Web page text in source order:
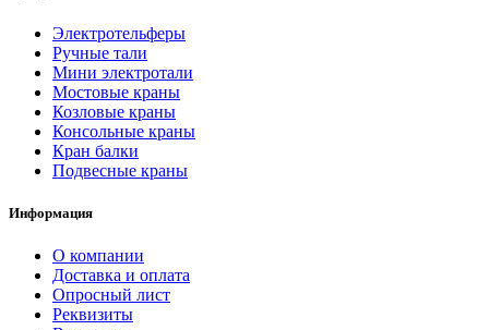
Электротельферы
Ручные тали
Мини электротали
Мостовые краны
Козловые краны
Консольные краны
Кран балки
Подвесные краны
Информация
О компании
Доставка и оплата
Опросный лист
Реквизиты